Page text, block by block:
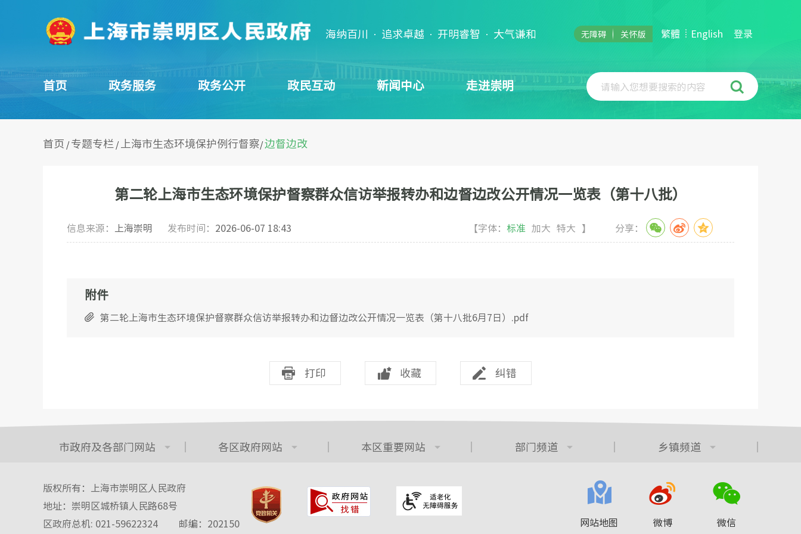
海纳百川 · 追求卓越 · 开明睿智 · 大气谦和 无障碍 关怀版 繁體 English 登录
首页 政务服务 政务公开 政民互动 新闻中心 走进崇明 请输入您想要搜索的内容
首页 /专题专栏 /上海市生态环境保护例行督察/边督边改
第二轮上海市生态环境保护督察群众信访举报转办和边督边改公开情况一览表（第十八批）
信息来源： 上海崇明 发布时间： 2026-06-07 18:43 【字体： 标准 加大 特大 】 分享：
附件
第二轮上海市生态环境保护督察群众信访举报转办和边督边改公开情况一览表（第十八批6月7日）.pdf
打印 收藏 纠错
市政府及各部门网站 各区政府网站 本区重要网站 部门频道 乡镇频道
版权所有：上海市崇明区人民政府
地址：崇明区城桥镇人民路68号
区政府总机: 021-59622324
邮编：202150 网站地图 微博 微信